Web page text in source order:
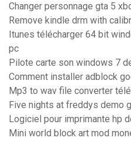
Changer personnage gta 5
Remove kindle drm with
Itunes télécharger 64 bit
pc
Pilote carte son windows 7
Comment installer adblock
Mp3 to wav file converter
Five nights at freddys demo
Logiciel pour imprimante hp
Mini world block art mod